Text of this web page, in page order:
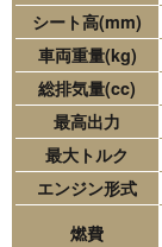
シート高(mm)
車両重量(kg)
総排気量(cc)
最高出力
最大トルク
エンジン形式
燃費